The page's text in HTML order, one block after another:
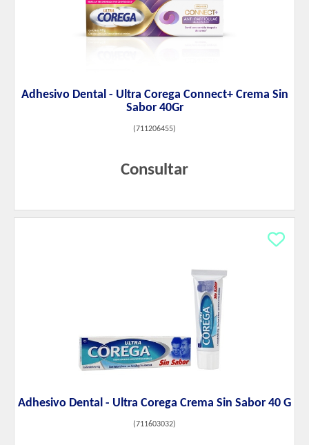
Adhesivo Dental - Ultra Corega Connect+ Crema Sin
Sabor 40Gr
(711206455)
Consultar
Adhesivo Dental - Ultra Corega Crema Sin Sabor 40 G
(711603032)